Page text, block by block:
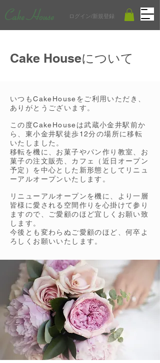
ログイン/新規登録
Cake Houseについて
いつもCakeHouseをご利用いただき、
ありがとうございます。
この度CakeHouseは武蔵小金井駅前か
ら、東小金井駅徒歩12分の場所に移転
いたしました。
移転を機に、お菓子やパン作り教室、お
菓子の注文販売、カフェ（近日オープン
予定）を中心とした新形態としてリニュ
ーアルオープンいたします。
リニューアルオープンを機に、より一層
皆様に愛される空間作りを心掛けて参り
ますので、ご愛顧のほど宜しくお願い致
します。
今後とも変わらぬご愛顧のほど、何卒よ
ろしくお願いいたします。